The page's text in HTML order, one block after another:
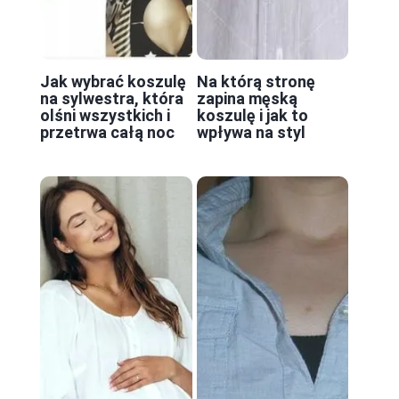
Jak wybrać koszulę
na sylwestra, która
olśni wszystkich i
przetrwa całą noc
Na którą stronę
zapina męską
koszulę i jak to
wpływa na styl